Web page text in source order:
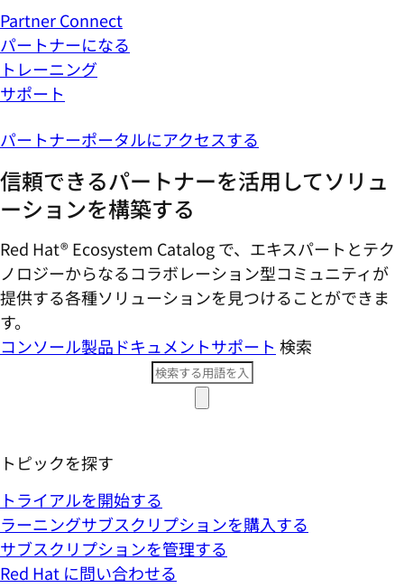
Partner Connect
パートナーになる
トレーニング
サポート
パートナーポータルにアクセスする
信頼できるパートナーを活用してソリュ
ーションを構築する
Red Hat® Ecosystem Catalog で、エキスパートとテク
ノロジーからなるコラボレーション型コミ​ュニティが
提供する各種ソリューションを見つけることができま
す。
コンソール製品ドキュメントサポート 検索
トピックを探す
トライアルを開始する
ラーニングサブスクリプションを購入する
サブスクリプションを管理する
Red Hat に問い合わせる